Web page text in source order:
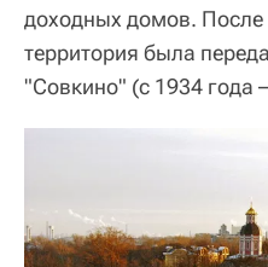
доходных домов.
территория была
"Совкино" (с 1934 года